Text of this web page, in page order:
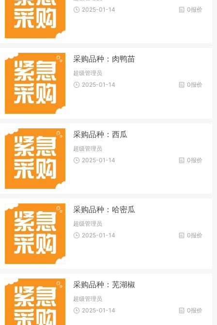
0报价
2025-01-14
采购品种：肉鸭苗
超级管理员
0报价
2025-01-14
采购品种：西瓜
超级管理员
0报价
2025-01-14
采购品种：哈密瓜
超级管理员
0报价
2025-01-14
采购品种：芜湖椒
超级管理员
0报价
2025-01-14